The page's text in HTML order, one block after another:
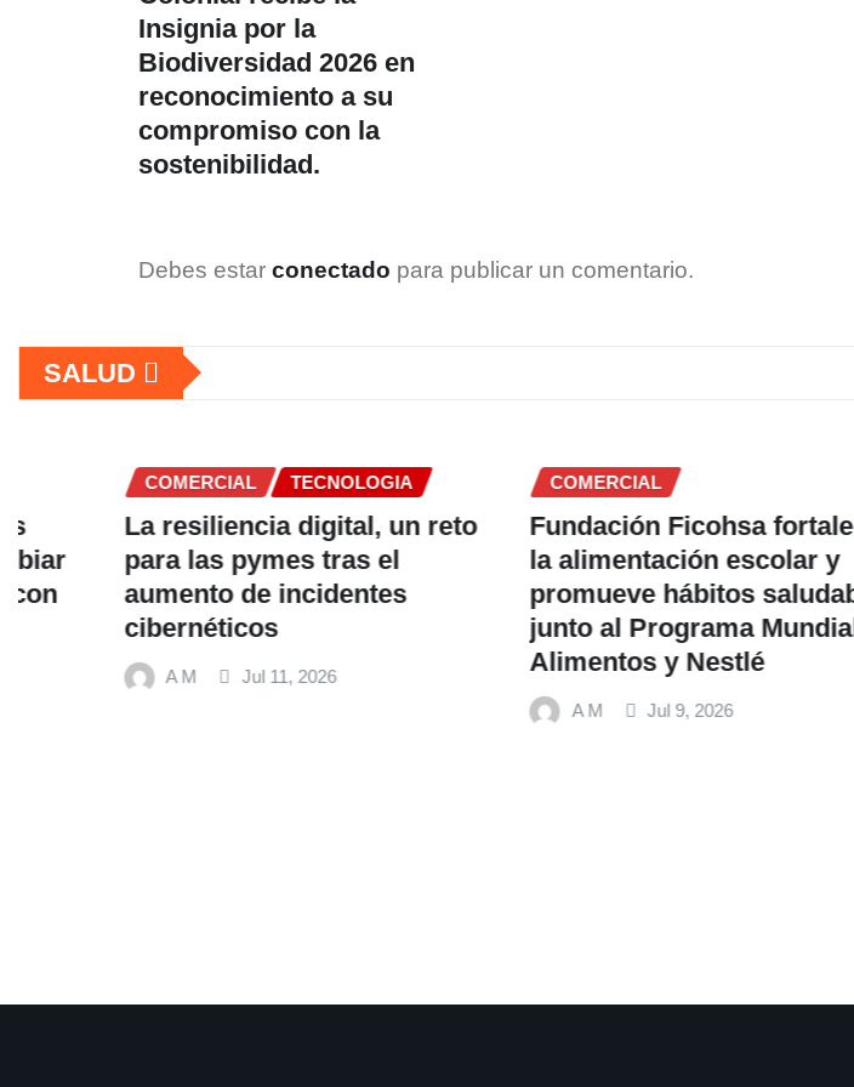
Insignia por la
Biodiversidad 2026 en
reconocimiento a su
compromiso con la
sostenibilidad.
Debes estar conectado para publicar un comentario.
SALUD
COMERCIAL TECNOLOGIA
La resiliencia digital, un reto
para las pymes tras el
aumento de incidentes
cibernéticos
Jul 11, 2026
COMERCIAL
Fundación Ficohsa fortalece
la alimentación escolar y
promueve hábitos saludables
junto al Programa Mundial de
Alimentos y Nestlé
Jul 9, 2026